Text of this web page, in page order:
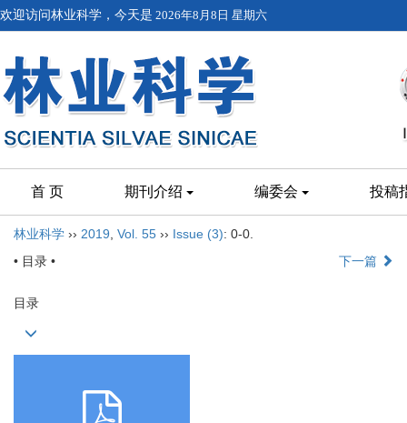
欢迎访问林业科学，今天是 2026年8月8日 星期六
首 页 期刊介绍 编委会 投稿
林业科学 ›› 2019 Vol. 55 ›› Issue (3): 0-0.
• 目录 •
下一篇
目录